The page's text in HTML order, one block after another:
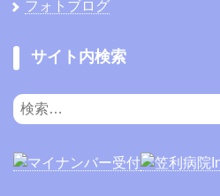
フォトブログ
サイト内検索
検
索: